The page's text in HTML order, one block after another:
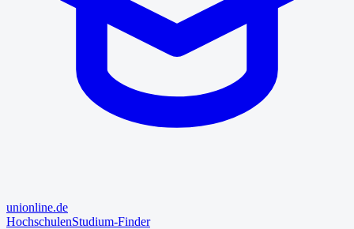
unionline.de
HochschulenStudium-Finder